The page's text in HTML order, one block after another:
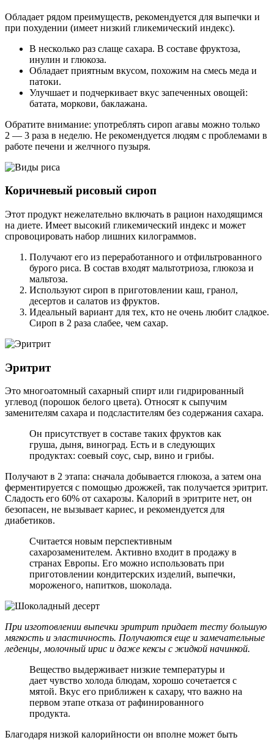
Обладает рядом преимуществ, рекомендуется для выпечки и
при похудении (имеет низкий гликемический индекс).
В несколько раз слаще сахара. В составе фруктоза,
инулин и глюкоза.
Обладает приятным вкусом, похожим на смесь меда и
патоки.
Улучшает и подчеркивает вкус запеченных овощей:
батата, моркови, баклажана.
Обратите внимание: употреблять сироп агавы можно только
2 — 3 раза в неделю. Не рекомендуется людям с проблемами в
работе печени и желчного пузыря.
Коричневый рисовый сироп
Этот продукт нежелательно включать в рацион находящимся
на диете. Имеет высокий гликемический индекс и может
спровоцировать набор лишних килограммов.
Получают его из переработанного и отфильтрованного
бурого риса. В состав входят мальтотриоза, глюкоза и
мальтоза.
Используют сироп в приготовлении каш, гранол,
десертов и салатов из фруктов.
Идеальный вариант для тех, кто не очень любит сладкое.
Сироп в 2 раза слабее, чем сахар.
Эритрит
Это многоатомный сахарный спирт или гидрированный
углевод (порошок белого цвета). Относят к сыпучим
заменителям сахара и подсластителям без содержания сахара.
Он присутствует в составе таких фруктов как
груша, дыня, виноград. Есть и в следующих
продуктах: соевый соус, сыр, вино и грибы.
Получают в 2 этапа: сначала добывается глюкоза, а затем она
ферментируется с помощью дрожжей, так получается эритрит.
Сладость его 60% от сахарозы. Калорий в эритрите нет, он
безопасен, не вызывает кариес, и рекомендуется для
диабетиков.
Считается новым перспективным
сахарозаменителем. Активно входит в продажу в
странах Европы. Его можно использовать при
приготовлении кондитерских изделий, выпечки,
мороженого, напитков, шоколада.
При изготовлении выпечки эритрит придает тесту большую
мягкость и эластичность. Получаются еще и замечательные
леденцы, молочный ирис и даже кексы с жидкой начинкой.
Вещество выдерживает низкие температуры и
дает чувство холода блюдам, хорошо сочетается с
мятой. Вкус его приближен к сахару, что важно на
первом этапе отказа от рафинированного
продукта.
Благодаря низкой калорийности он вполне может быть